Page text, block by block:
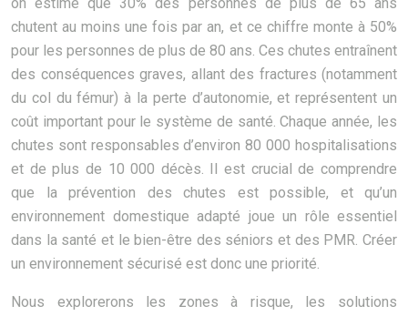
chutent au moins une fois par an, et ce chiffre monte à 50%
pour les personnes de plus de 80 ans. Ces chutes entraînent
des conséquences graves, allant des fractures (notamment
du col du fémur) à la perte d’autonomie, et représentent un
coût important pour le système de santé. Chaque année, les
chutes sont responsables d’environ 80 000 hospitalisations
et de plus de 10 000 décès. Il est crucial de comprendre
que la prévention des chutes est possible, et qu’un
environnement domestique adapté joue un rôle essentiel
dans la santé et le bien-être des séniors et des PMR. Créer
un environnement sécurisé est donc une priorité.
Nous explorerons les zones à risque, les solutions